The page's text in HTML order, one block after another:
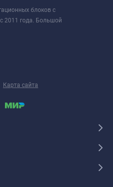
блоков с
2011 года. Большой
Карта сайта